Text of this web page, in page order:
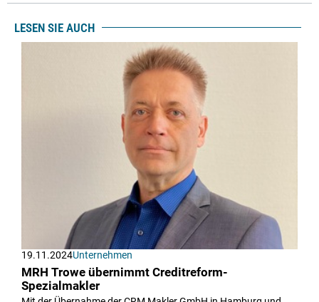
LESEN SIE AUCH
19.11.2024Unternehmen
MRH Trowe übernimmt Creditreform-
Spezialmakler